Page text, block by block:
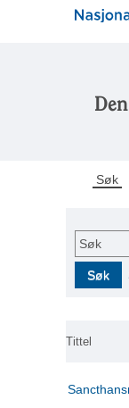
Søk
Søk
Søk
Tittel